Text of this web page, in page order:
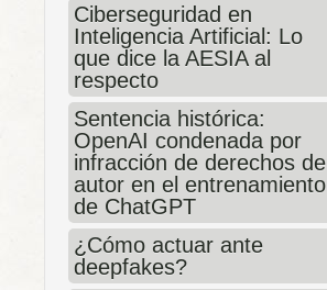
Ciberseguridad en
Inteligencia Artificial: Lo
que dice la AESIA al
respecto
Sentencia histórica:
OpenAI condenada por
infracción de derechos de
autor en el entrenamiento
de ChatGPT
¿Cómo actuar ante
deepfakes?